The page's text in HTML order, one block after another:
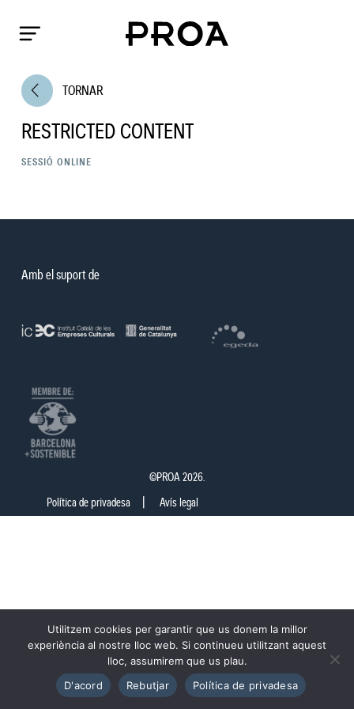
arrow_back_ios TORNAR
RESTRICTED CONTENT
SESSIÓ ONLINE
Amb el suport de
©PROA 2026.
Política de privadesa Avís legal
Utilitzem cookies per garantir que us donem la millor
experiència al nostre lloc web. Si continueu utilitzant aquest
lloc, assumirem que us plau.
D'acord
Rebutjar Política de privadesa